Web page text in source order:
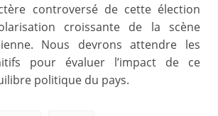
controversé de cette élection
croissante de la scène
Nous devrons attendre les
pour évaluer l’impact de ce
politique du pays.